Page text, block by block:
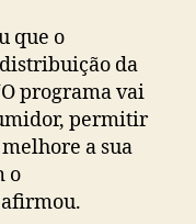
que o
da
programa vai
permitir
a sua
o